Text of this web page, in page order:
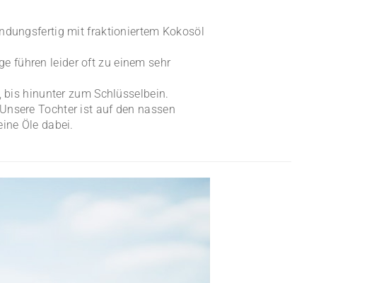
mit fraktioniertem Kokosöl
führen leider oft zu einem sehr
hinunter zum Schlüsselbein.
Tochter ist auf den nassen
Öle dabei.